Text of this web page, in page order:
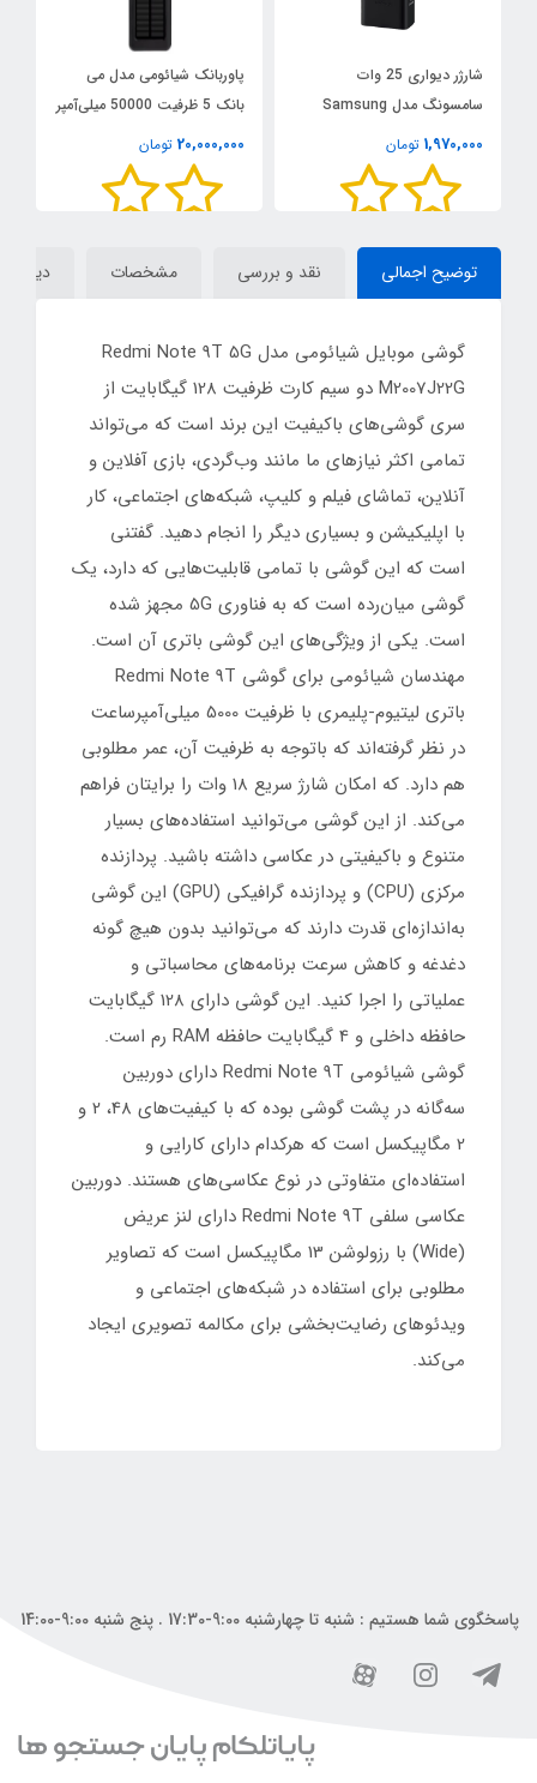
شارژر دیواری 25 وات
سامسونگ مدل Samsung
25W Adapter EP-T2510
1,970,000 تومان
پاوربانک شیائومی مدل می
بانک 5 ظرفیت 50000 میلی‌آمپر
20,000,000 تومان
توضیح اجمالی نقد و بررسی مشخصات
گوشی موبایل شیائومی مدل Redmi Note 9T 5G
M2007J22G دو سیم‌ کارت ظرفیت 128 گیگابایت از
سری گوشی‌های باکیفیت این برند است که می‌تواند
تمامی اکثر نیازهای ما مانند وب‌گردی، بازی آفلاین و
آنلاین، تماشای فیلم و کلیپ، شبکه‌های اجتماعی، کار
با اپلیکیشن و بسیاری دیگر را انجام دهید. گفتنی
است که این گوشی با تمامی قابلیت‌هایی که دارد، یک
گوشی میان‌رده است که به فناوری 5G مجهز شده
است. یکی از ویژگی‌های این گوشی باتری آن است.
مهندسان شیائومی برای گوشی Redmi Note 9T
باتری لیتیوم-پلیمری با ظرفیت 5000 میلی‌آمپرساعت
در نظر گرفته‌اند که باتوجه به ظرفیت آن، عمر مطلوبی
هم دارد. که امکان شارژ سریع 18 وات را برایتان فراهم
می‌کند. از این گوشی می‌توانید استفاده‌های بسیار
متنوع و باکیفیتی در عکاسی داشته باشید. پردازنده
مرکزی (CPU) و پردازنده گرافیکی (GPU) این گوشی
به‌اندازه‌ای قدرت دارند که می‌توانید بدون هیچ گونه
دغدغه و کاهش سرعت برنامه‌های محاسباتی و
عملیاتی را اجرا کنید. این گوشی دارای 128 گیگابایت
حافظه داخلی و 4 گیگابایت حافظه RAM رم است.
گوشی شیائومی Redmi Note 9T دارای دوربین
سه‌گانه در پشت گوشی بوده که با کیفیت‌های 48، 2 و
2 مگاپیکسل است که هرکدام دارای کارایی و
استفاده‌ای متفاوتی در نوع عکاسی‌های هستند. دوربین
عکاسی سلفی Redmi Note 9T دارای لنز عریض
(Wide) با رزولوشن 13 مگاپیکسل است که تصاویر
مطلوبی برای استفاده در شبکه‌های اجتماعی و
ویدئوهای رضایت‌بخشی برای مکالمه تصویری ایجاد
می‌کند.
پاسخگوی شما هستیم : شنبه تا چهارشنبه 9:00-17:30 . پنج شنبه 9:00-14:00